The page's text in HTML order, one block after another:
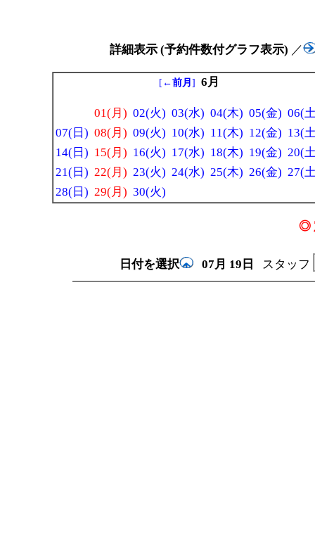
詳細表示 (予約件数付グラフ表示) ／
[ ←前月 ] 6月
01(月) 02(火) 03(水) 04(木) 05(金) 06(
07(日) 08(月) 09(火) 10(水) 11(木) 12(金) 13(
14(日) 15(月) 16(火) 17(水) 18(木) 19(金) 20(
21(日) 22(月) 23(火) 24(水) 25(木) 26(金) 27(
28(日) 29(月) 30(火)
◎
日付を選択 07月 19日 スタッフ